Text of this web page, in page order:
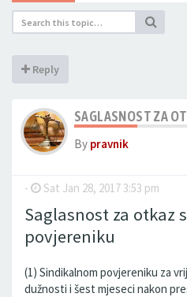
Reply
SAGLASNOST ZA
By pravnik
- Sat Jan 28, 2017 3:53 pm
Saglasnost za otkaz
povjereniku
(1) Sindikalnom povjereniku za
dužnosti i šest mjeseci nakon